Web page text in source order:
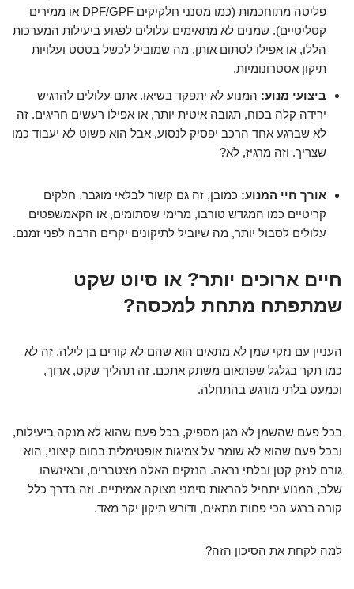
פליטה מתוחכמות (כמו מסנני חלקיקים DPF/GPF או ממירים
קטליטיים). שמנים לא מתאימים עלולים לפגוע ביעילות המערכות
הללו, או אפילו לסתום אותן, מה שמוביל לכשל בטסט ועלויות
תיקון אסטרונומיות.
ביצועי מנוע: המנוע לא יתפקד בשיאו. אתם עלולים להרגיש
ירידה קלה בכוח, תגובה איטית יותר, או אפילו רעשים חריגים. זה
לא שברגע אחד הרכב יפסיק לנסוע, אבל הוא פשוט לא יעבוד כמו
שצריך. וזה מרגיז, לא?
אורך חיי המנוע: כמובן, זה גם קשור לבלאי מוגבר. חלקים
קריטיים כמו המגדש טורבו, מרימי שסתומים, או הקאמשפטים
עלולים לסבול יותר, מה שיוביל לתיקונים יקרים הרבה לפני זמנם.
חיים ארוכים יותר? או סיוט שקט
שמתפתח מתחת למכסה?
העניין עם נזקי שמן לא מתאים הוא שהם לא קורים בן לילה. זה לא
כמו תקר בגלגל שפתאום משתק אתכם. זה תהליך שקט, ארוך,
וכמעט בלתי מורגש בהתחלה.
בכל פעם שהשמן לא מגן מספיק, בכל פעם שהוא לא מנקה ביעילות,
ובכל פעם שהוא לא שומר על צמיגות אופטימלית בחום קיצוני, הוא
גורם לנזק קטן ובלתי נראה. הנזקים האלה מצטברים, ובאיזשהו
שלב, המנוע יתחיל להראות סימני מצוקה אמיתיים. וזה בדרך כלל
קורה ברגע הכי פחות מתאים, ודורש תיקון יקר מאד.
למה לקחת את הסיכון הזה?